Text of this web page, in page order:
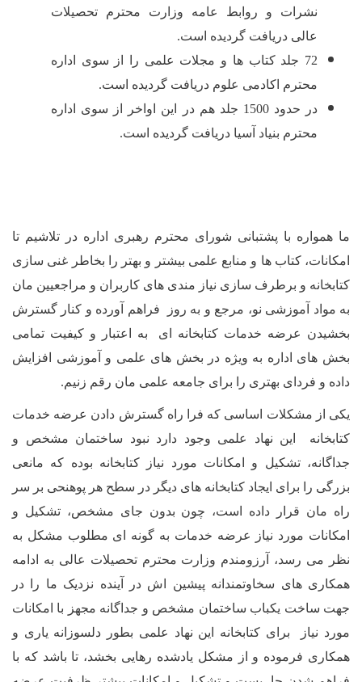
و روابط عامه وزارت محترم تحصیلات
دریافت گردیده است.
جلد کتاب ها و مجلات علمی را از سوی اداره
اکادمی علوم دریافت گردیده است.
در حدود 1500 جلد هم در این اواخر از سوی اداره
بنیاد آسیا دریافت گردیده است.
پشتبانی شورای محترم رهبری اداره در تلاشیم تا
ها و منابع علمی بیشتر و بهتر را بخاطر غنی سازی
برطرف سازی نیاز مندی های کاربران و مراجعیین مان
نو، مرجع و به روز فراهم آورده و کنار گسترش
خدمات کتابخانه ای به اعتبار و کیفیت تمامی
به ویژه در بخش های علمی و آموزشی افزایش
بهتری را برای جامعه علمی مان رقم زنیم.
اساسی که فرا راه گسترش دادن عرضه خدمات
این نهاد علمی وجود دارد نبود ساختمان مشخص و
و امکانات مورد نیاز کتابخانه بوده که مانعی
ایجاد کتابخانه های دیگر در سطح هر پوهنحی بر سر
داده است، چون بدون جای مشخص، تشکیل و
نیاز عرضه خدمات به گونه ای مطلوب مشکل به
آرزومندم وزارت محترم تحصیلات عالی به ادامه
سخاوتمندانه پیشین اش در آینده نزدیک ما را در
ساختمان مشخص و جداگانه مجهز با امکانات
کتابخانه این نهاد علمی بطور دلسوزانه یاری و
و از مشکل یادشده رهایی بخشد، تا باشد که با